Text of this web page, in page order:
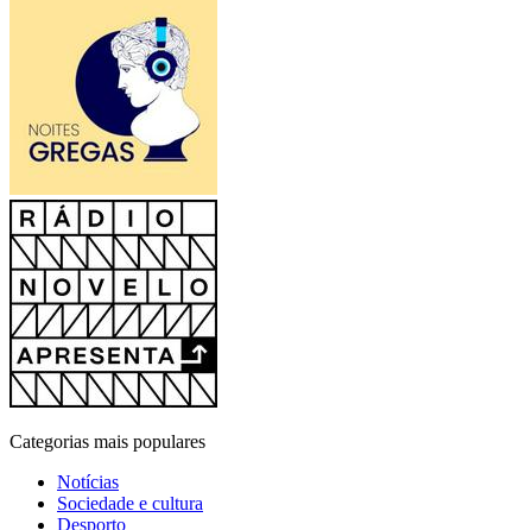
Categorias mais populares
Notícias
Sociedade e cultura
Desporto